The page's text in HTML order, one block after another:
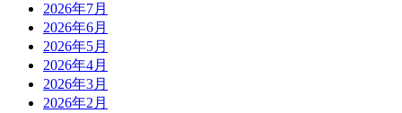
2026年7月
2026年6月
2026年5月
2026年4月
2026年3月
2026年2月